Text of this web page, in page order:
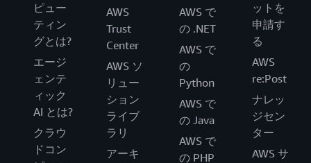
ピュー
ティン
グとは?
エージ
ェンテ
ィック
AI とは?
クラウ
ドコン
AWS
Trust
Center
AWS ソ
リュー
ション
ライブ
ラリ
アーキ
AWS で
の .NET
AWS で
の
Python
AWS で
の Java
AWS で
の PHP
ットを
申請す
る
AWS
re:Post
ナレッ
ジセン
ター
AWS サ